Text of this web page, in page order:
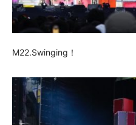
M22.Swinging！